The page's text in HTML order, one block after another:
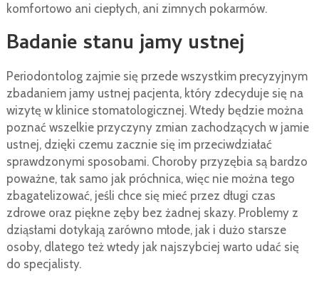
komfortowo ani ciepłych, ani zimnych pokarmów.
Badanie stanu jamy ustnej
Periodontolog zajmie się przede wszystkim precyzyjnym
zbadaniem jamy ustnej pacjenta, który zdecyduje się na
wizytę w klinice stomatologicznej. Wtedy będzie można
poznać wszelkie przyczyny zmian zachodzących w jamie
ustnej, dzięki czemu zacznie się im przeciwdziałać
sprawdzonymi sposobami. Choroby przyzębia są bardzo
poważne, tak samo jak próchnica, więc nie można tego
zbagatelizować, jeśli chce się mieć przez długi czas
zdrowe oraz piękne zęby bez żadnej skazy. Problemy z
dziąsłami dotykają zarówno młode, jak i dużo starsze
osoby, dlatego też wtedy jak najszybciej warto udać się
do specjalisty.